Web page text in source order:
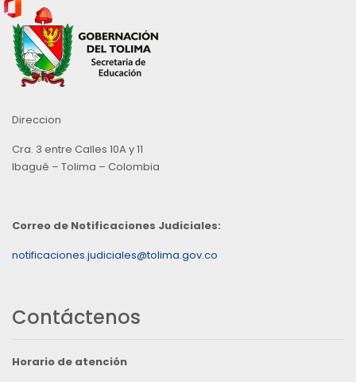
Direccion
Cra. 3 entre Calles 10A y 11
Ibagué – Tolima – Colombia
Correo de Notificaciones Judiciales:
notificaciones.judiciales@tolima.gov.co
Contáctenos
Horario de atención